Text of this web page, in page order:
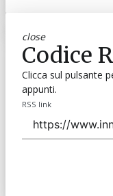
close
Codice
Clicca sul pulsante
appunti.
RSS link